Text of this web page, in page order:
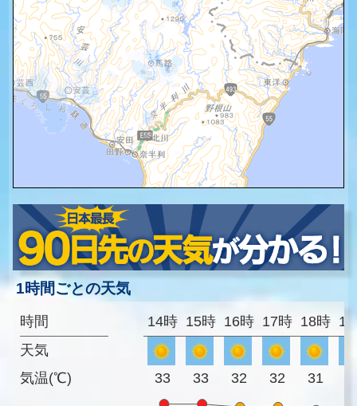
1時間ごとの天気
時間
天気
気温(℃)
14時 15時 16時 17時 18時
33 33 32 32 31